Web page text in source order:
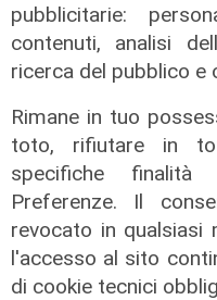
pubblicitarie:
contenuti, analisi
ricerca del pubblico e
Rimane in tuo
toto, rifiutare in
specifiche finalità
Preferenze. Il
revocato in qualsiasi
l'accesso al sito
di cookie tecnici
Per restare
notizie sulla
Youtube e su
Galleria